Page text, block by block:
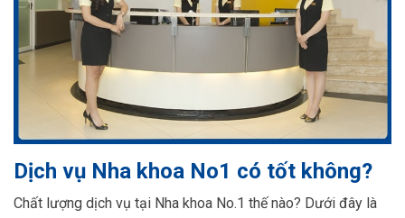
Dịch vụ Nha khoa No1 có tốt không?
Chất lượng dịch vụ tại Nha khoa No.1 thế nào? Dưới đây là